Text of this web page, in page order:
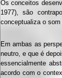
Os conceitos
1977), são
conceptualiza o
Em ambas as
neutro, e que é
essencialmente
acordo com o